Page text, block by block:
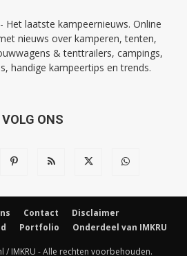
Het laatste kampeernieuws. Online
nieuws over kamperen, tenten,
& tenttrailers, campings,
handige kampeertips en trends.
VOLG ONS
Contact
Disclaimer
Portfolio Onderdeel van IMKRU
/ IMKRU - Alle rechten voorbehouden.